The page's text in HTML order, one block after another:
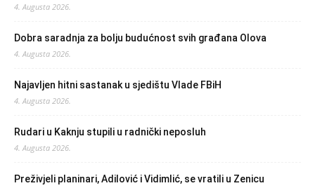
4. Augusta 2026.
Dobra saradnja za bolju budućnost svih građana Olova
4. Augusta 2026.
Najavljen hitni sastanak u sjedištu Vlade FBiH
4. Augusta 2026.
Rudari u Kaknju stupili u radnički neposluh
4. Augusta 2026.
Preživjeli planinari, Adilović i Vidimlić, se vratili u Zenicu